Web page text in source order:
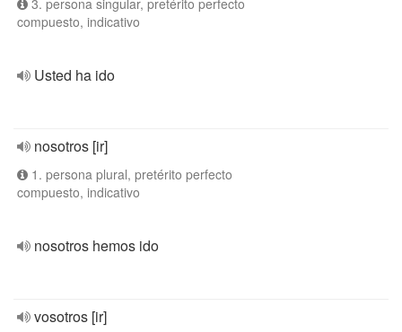
3. persona singular, pretérito perfecto
compuesto, indicativo
Usted ha ido
nosotros [ir]
1. persona plural, pretérito perfecto
compuesto, indicativo
nosotros hemos ido
vosotros [ir]